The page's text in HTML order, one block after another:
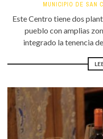
MUNICIPIO DE SAN
Este Centro tiene dos
pueblo con amplias
integrado la tenencia